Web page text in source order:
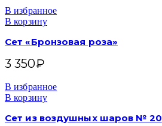
В избранное
В корзину
Сет «Бронзовая роза»
3 350₽
В избранное
В корзину
Сет из воздушных шаров № 20